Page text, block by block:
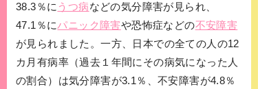
38.3％に うつ病などの気分障害が見られ、
47.1％にパニック障害や恐怖症などの不安障害
が見られました。一方、日本での全ての人の12
カ月有病率（過去１年間にその病気になった人
の割合）は気分障害が3.1％、不安障害が4.8％